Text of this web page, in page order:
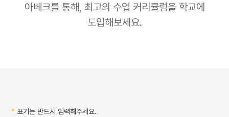
아베크를 통해, 최고의 수업 커리큘럼을 학교에
도입해보세요.
* 표기는 반드시 입력해주세요.